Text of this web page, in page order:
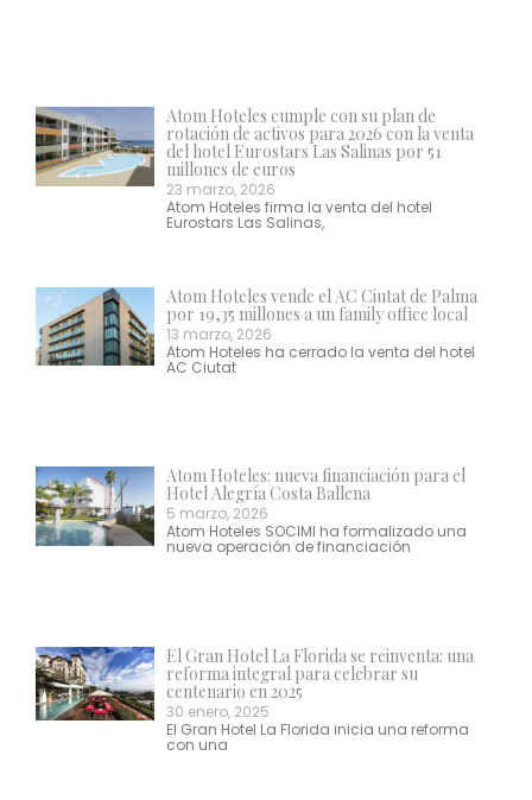
Atom Hoteles cumple con su plan de
rotación de activos para 2026 con la venta
del hotel Eurostars Las Salinas por 51
millones de euros
23 marzo, 2026
Atom Hoteles firma la venta del hotel
Eurostars Las Salinas,
Atom Hoteles vende el AC Ciutat de Palma
por 19,35 millones a un family office local
13 marzo, 2026
Atom Hoteles ha cerrado la venta del hotel
AC Ciutat
Atom Hoteles: nueva financiación para el
Hotel Alegría Costa Ballena
5 marzo, 2026
Atom Hoteles SOCIMI ha formalizado una
nueva operación de financiación
El Gran Hotel La Florida se reinventa: una
reforma integral para celebrar su
centenario en 2025
30 enero, 2025
El Gran Hotel La Florida inicia una reforma
con una